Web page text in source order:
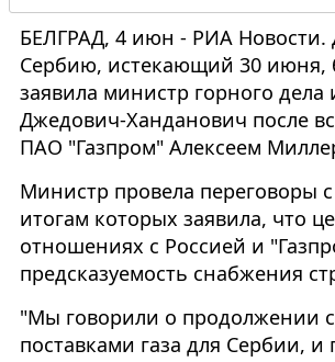
БЕЛГРАД, 4 июн - РИА Новости.
Сербию, истекающий 30 июня,
заявила министр горного
Джедович-Ханданович после
ПАО "Газпром" Алексеем
Министр провела переговоры
итогам которых заявила, что
отношениях с Россией и
предсказуемость снабжения
"Мы говорили о продолжении
поставками газа для Сербии,